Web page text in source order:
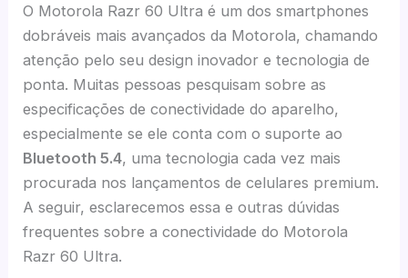
O Motorola Razr 60 Ultra é um dos smartphones
dobráveis mais avançados da Motorola, chamando
atenção pelo seu design inovador e tecnologia de
ponta. Muitas pessoas pesquisam sobre as
especificações de conectividade do aparelho,
especialmente se ele conta com o suporte ao
Bluetooth 5.4, uma tecnologia cada vez mais
procurada nos lançamentos de celulares premium.
A seguir, esclarecemos essa e outras dúvidas
frequentes sobre a conectividade do Motorola
Razr 60 Ultra.